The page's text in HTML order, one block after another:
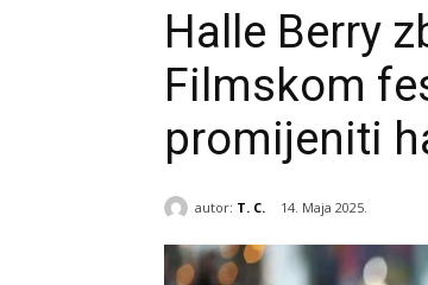
Halle Berry
Filmskom
promijeniti
autor: T. C. 14. Maja 2025.